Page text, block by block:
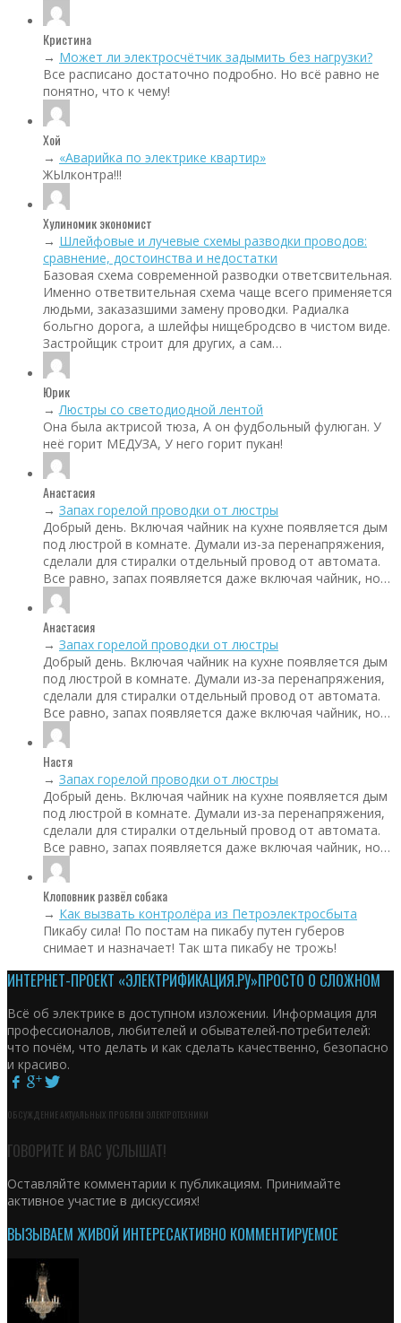
Кристина
→ Может ли электросчётчик задымить без нагрузки?
Все расписано достаточно подробно. Но всё равно не
понятно, что к чему!
Хой
→ «Аварийка по электрике квартир»
ЖЫлконтра!!!
Хулиномик экономист
→ Шлейфовые и лучевые схемы разводки проводов:
сравнение, достоинства и недостатки
Базовая схема современной разводки ответсвительная.
Именно ответвительная схема чаще всего применяется
людьми, заказазшими замену проводки. Радиалка
больгно дорога, а шлейфы нищебродсво в чистом виде.
Застройщик строит для других, а сам…
Юрик
→ Люстры со светодиодной лентой
Она была актрисой тюза, А он фудбольный фулюган. У
неё горит МЕДУЗА, У него горит пукан!
Анастасия
→ Запах горелой проводки от люстры
Добрый день. Включая чайник на кухне появляется дым
под люстрой в комнате. Думали из-за перенапряжения,
сделали для стиралки отдельный провод от автомата.
Все равно, запах появляется даже включая чайник, но…
Анастасия
→ Запах горелой проводки от люстры
Добрый день. Включая чайник на кухне появляется дым
под люстрой в комнате. Думали из-за перенапряжения,
сделали для стиралки отдельный провод от автомата.
Все равно, запах появляется даже включая чайник, но…
Настя
→ Запах горелой проводки от люстры
Добрый день. Включая чайник на кухне появляется дым
под люстрой в комнате. Думали из-за перенапряжения,
сделали для стиралки отдельный провод от автомата.
Все равно, запах появляется даже включая чайник, но…
Клоповник развёл собака
→ Как вызвать контролёра из Петроэлектросбыта
Пикабу сила! По постам на пикабу путен губеров
снимает и назначает! Так шта пикабу не трожь!
ИНТЕРНЕТ-ПРОЕКТ «ЭЛЕКТРИФИКАЦИЯ.РУ»ПРОСТО О СЛОЖНОМ
Всё об электрике в доступном изложении. Информация для
профессионалов, любителей и обывателей-потребителей:
что почём, что делать и как сделать качественно, безопасно
и красиво.
ОБСУЖДЕНИЕ АКТУАЛЬНЫХ ПРОБЛЕМ ЭЛЕКТРОТЕХНИКИ
ГОВОРИТЕ И ВАС УСЛЫШАТ!
Оставляйте комментарии к публикациям. Принимайте
активное участие в дискуссиях!
ВЫЗЫВАЕМ ЖИВОЙ ИНТЕРЕСАКТИВНО КОММЕНТИРУЕМОЕ